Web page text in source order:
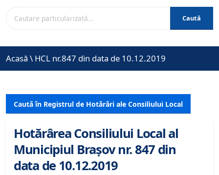
Caută
Acasă \ HCL nr.847 din data de 10.12.2019
Caută în Registrul de Hotărâri ale Consiliului Local
Hotărârea Consiliului Local al
Municipiul Brașov nr. 847 din
data de 10.12.2019